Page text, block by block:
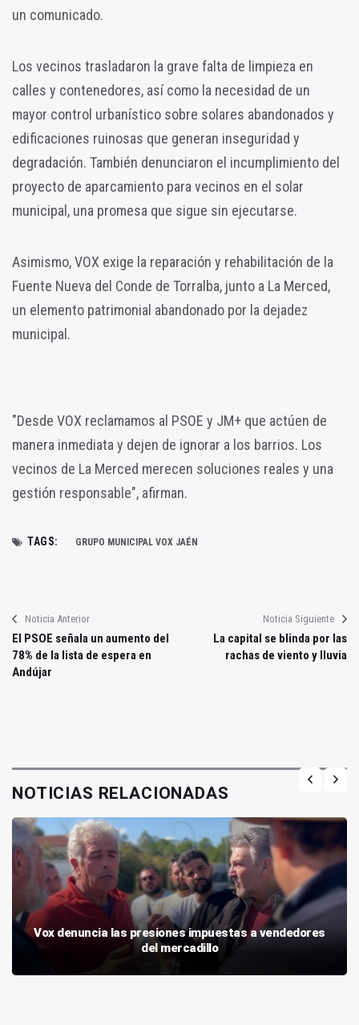
un comunicado.
Los vecinos trasladaron la grave falta de limpieza en
calles y contenedores, así como la necesidad de un
mayor control urbanístico sobre solares abandonados y
edificaciones ruinosas que generan inseguridad y
degradación. También denunciaron el incumplimiento del
proyecto de aparcamiento para vecinos en el solar
municipal, una promesa que sigue sin ejecutarse.
Asimismo, VOX exige la reparación y rehabilitación de la
Fuente Nueva del Conde de Torralba, junto a La Merced,
un elemento patrimonial abandonado por la dejadez
municipal.
"Desde VOX reclamamos al PSOE y JM+ que actúen de
manera inmediata y dejen de ignorar a los barrios. Los
vecinos de La Merced merecen soluciones reales y una
gestión responsable", afirman.
TAGS: GRUPO MUNICIPAL VOX JAÉN
Noticia Anterior
El PSOE señala un aumento del
78% de la lista de espera en
Andújar
Noticia Siguiente
La capital se blinda por las
rachas de viento y lluvia
NOTICIAS RELACIONADAS
Vox denuncia las presiones impuestas a vendedores
del mercadillo